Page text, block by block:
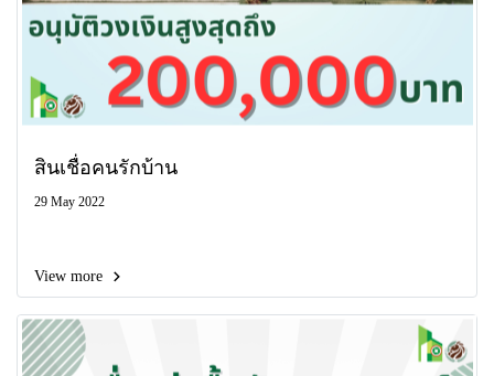
สินเชื่อคนรักบ้าน
29 May 2022
View more